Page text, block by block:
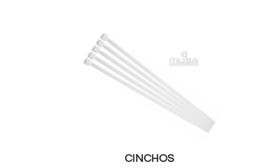
CINCHOS